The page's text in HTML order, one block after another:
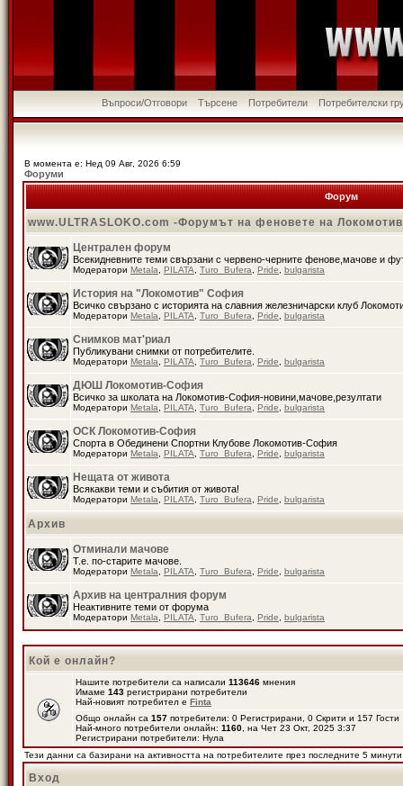
Въпроси/Отговори Търсене Потребители Потребителски
В момента е: Нед 09 Авг, 2026 6:59
Форуми
Форум
www.ULTRASLOKO.com -Форумът на феновете на
Централен форум
Всекидневните теми свързани с червено-черните фенове,мачове и
Модератори Metala PILATA Turo_Bufera Pride bulgarista
История на "Локомотив" София
Всичко свързано с историята на славния железничарски клуб
Модератори Metala PILATA Turo_Bufera Pride bulgarista
Снимков мат'риал
Публикувани снимки от потребителите.
Модератори Metala PILATA Turo_Bufera Pride bulgarista
ДЮШ Локомотив-София
Всичко за школата на Локомотив-София-новини,мачове,резултати
Модератори Metala PILATA Turo_Bufera Pride bulgarista
ОСК Локомотив-София
Спорта в Обединени Спортни Клубове Локомотив-София
Модератори Metala PILATA Turo_Bufera Pride bulgarista
Нещата от живота
Всякакви теми и събития от живота!
Модератори Metala PILATA Turo_Bufera Pride bulgarista
Архив
Отминали мачове
Т.е. по-старите мачове.
Модератори Metala PILATA Turo_Bufera Pride bulgarista
Архив на централния форум
Неактивните теми от форума
Модератори Metala PILATA Turo_Bufera Pride bulgarista
Кой е онлайн?
Нашите потребители са написали 113646 мнения
Имаме 143 регистрирани потребители
Най-новият потребител е Finta
Общо онлайн са 157 потребители: 0 Регистрирани, 0 Скрити и 157
Най-много потребители онлайн: 1160 , на Чет 23 Окт, 2025 3:37
Регистрирани потребители: Нула
Тези данни са базирани на активността на потребителите през последните 5 минути
Вход